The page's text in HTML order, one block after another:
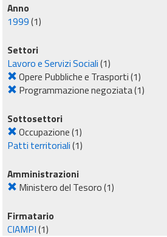
Anno
1999(1)
Settori
Lavoro e Servizi Sociali(1)
Opere Pubbliche e Trasporti(1)
Programmazione negoziata(1)
Sottosettori
Occupazione(1)
Patti territoriali(1)
Amministrazioni
Ministero del Tesoro(1)
Firmatario
CIAMPI(1)